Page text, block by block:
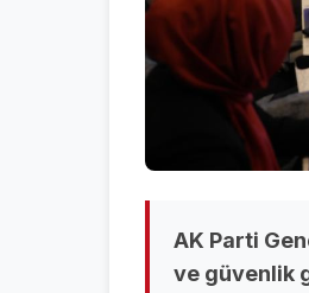
AK Parti
ve güvenlik